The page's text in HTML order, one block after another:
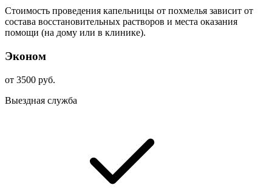
Стоимость проведения капельницы от похмелья зависит от
состава восстановительных растворов и места оказания
помощи (на дому или в клинике).
Эконом
от 3500 руб.
Выездная служба